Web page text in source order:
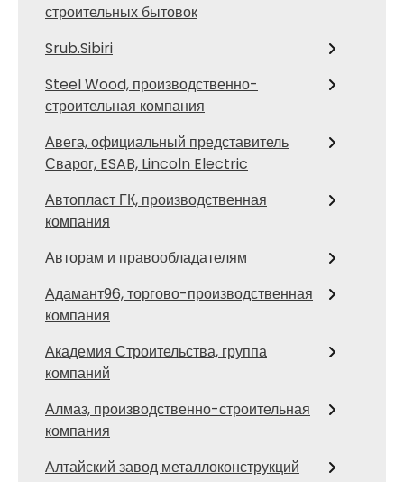
строительных бытовок
Srub.Sibiri
Steel Wood, производственно-
строительная компания
Авега, официальный представитель
Сварог, ESAB, Lincoln Electric
Автопласт ГК, производственная
компания
Авторам и правообладателям
Адамант96, торгово-производственная
компания
Академия Строительства, группа
компаний
Алмаз, производственно-строительная
компания
Алтайский завод металлоконструкций